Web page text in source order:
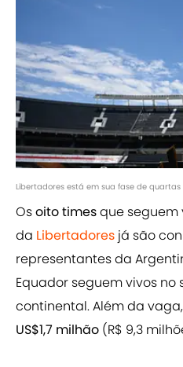
Libertadores está em sua fase de quartas
Osoito timesque seguem
da Libertadores já são
representantes da
Equador seguem vivos no
continental. Além da
US$1,7 milhão (R$ 9,3